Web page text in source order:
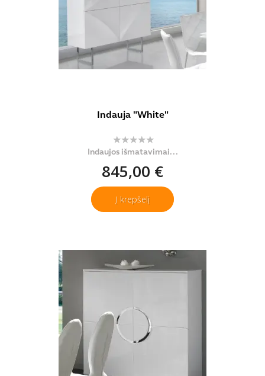
Indauja "White"
Indaujos išmatavimai...
845,00 €
Į krepšelį